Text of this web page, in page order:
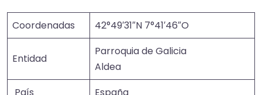
Coordenadas 42°49′31″N 7°41′46″O
Entidad
Parroquia de Galicia
Aldea
País
España